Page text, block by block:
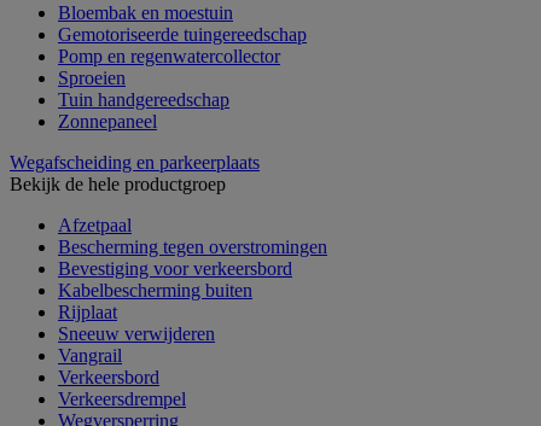
Bloembak en moestuin
Gemotoriseerde tuingereedschap
Pomp en regenwatercollector
Sproeien
Tuin handgereedschap
Zonnepaneel
Wegafscheiding en parkeerplaats
Bekijk de hele productgroep
Afzetpaal
Bescherming tegen overstromingen
Bevestiging voor verkeersbord
Kabelbescherming buiten
Rijplaat
Sneeuw verwijderen
Vangrail
Verkeersbord
Verkeersdrempel
Wegversperring